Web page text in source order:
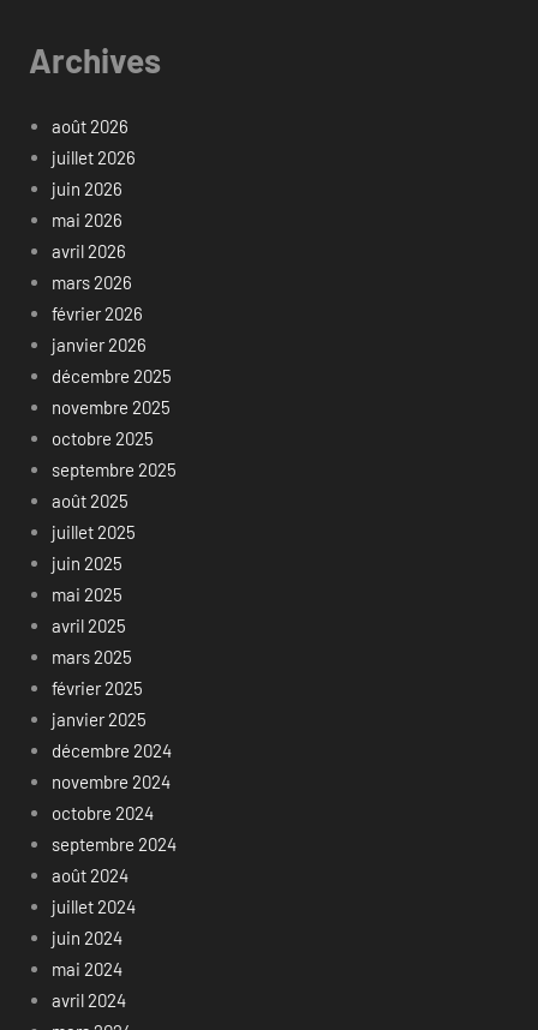
Archives
août 2026
juillet 2026
juin 2026
mai 2026
avril 2026
mars 2026
février 2026
janvier 2026
décembre 2025
novembre 2025
octobre 2025
septembre 2025
août 2025
juillet 2025
juin 2025
mai 2025
avril 2025
mars 2025
février 2025
janvier 2025
décembre 2024
novembre 2024
octobre 2024
septembre 2024
août 2024
juillet 2024
juin 2024
mai 2024
avril 2024